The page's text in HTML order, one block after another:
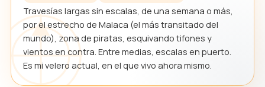
Travesías largas sin escalas, de una semana o más,
por el estrecho de Malaca (el más transitado del
mundo), zona de piratas, esquivando tifones y
vientos en contra. Entre medias, escalas en puerto.
Es mi velero actual, en el que vivo ahora mismo.